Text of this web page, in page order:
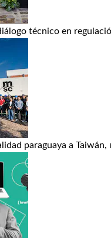
técnico en
paraguaya a